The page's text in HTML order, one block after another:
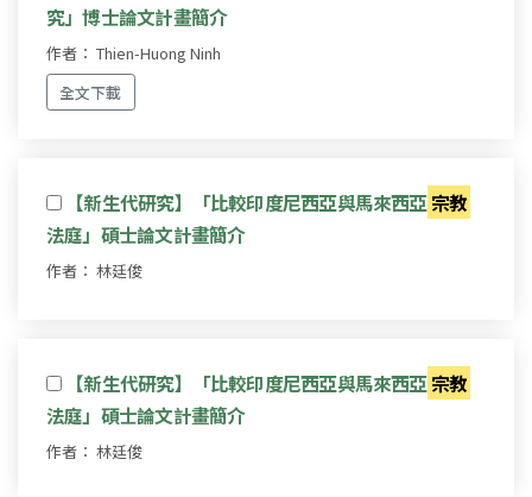
究」博士論文計畫簡介
作者： Thien-Huong Ninh
全文下載
【新生代研究】「比較印度尼西亞與馬來西亞宗教
法庭」碩士論文計畫簡介
作者： 林廷俊
【新生代研究】「比較印度尼西亞與馬來西亞宗教
法庭」碩士論文計畫簡介
作者： 林廷俊